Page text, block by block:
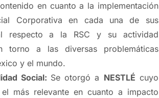
en cuanto a la implementación
Corporativa en cada una de sus
respecto a la RSC y su actividad
torno a las diversas problemáticas
y el mundo.
Social: Se otorgó a NESTLÉ cuyo
más relevante en cuanto a impacto